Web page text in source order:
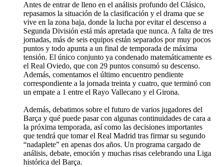
Antes de entrar de lleno en el análisis profundo del Clásico,
repasamos la situación de la clasificación y el drama que se
vive en la zona baja, donde la lucha por evitar el descenso a
Segunda División está más apretada que nunca. A falta de tres
jornadas, más de seis equipos están separados por muy pocos
puntos y todo apunta a un final de temporada de máxima
tensión. El único conjunto ya condenado matemáticamente es
el Real Oviedo, que con 29 puntos consumó su descenso.
Además, comentamos el último encuentro pendiente
correspondiente a la jornada treinta y cuatro, que terminó con
un empate a 1 entre el Rayo Vallecano y el Girona.
Además, debatimos sobre el futuro de varios jugadores del
Barça y qué puede pasar con algunas continuidades de cara a
la próxima temporada, así como las decisiones importantes
que tendrá que tomar el Real Madrid tras firmar su segundo
“nadaplete” en apenas dos años. Un programa cargado de
análisis, debate, emoción y muchas risas celebrando una Liga
histórica del Barça.